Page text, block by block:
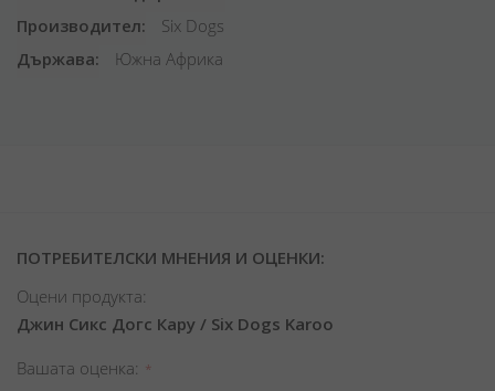
Производител
Six Dogs
Държава
Южна Африка
ПОТРЕБИТЕЛСКИ МНЕНИЯ И ОЦЕНКИ:
Оцени продукта:
Джин Сикс Догс Кару / Six Dogs Karoo
Вашата оценка